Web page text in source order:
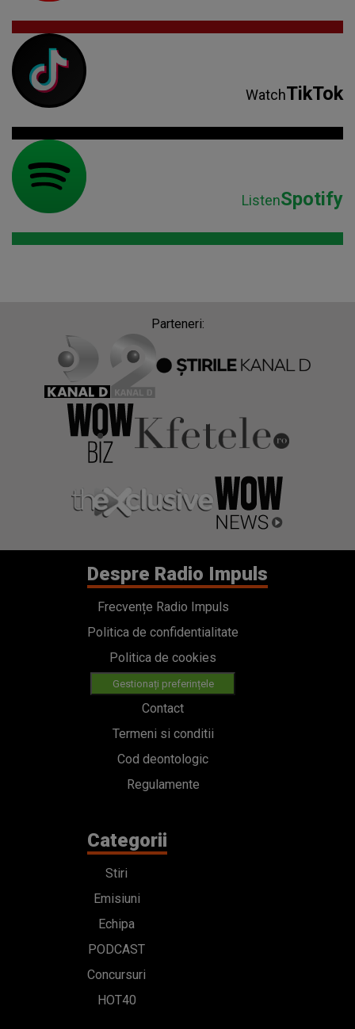
WatchTikTok
ListenSpotify
Parteneri:
Despre Radio Impuls
Frecvențe Radio Impuls
Politica de confidentialitate
Politica de cookies
Gestionați preferințele
Contact
Termeni si conditii
Cod deontologic
Regulamente
Categorii
Stiri
Emisiuni
Echipa
PODCAST
Concursuri
HOT40